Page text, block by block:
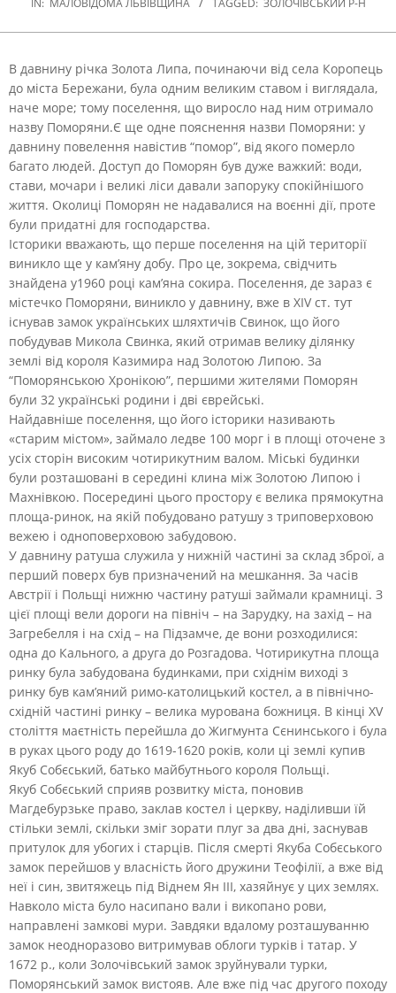
IN: МАЛОВІДОМА ЛЬВІВЩИНА TAGGED: ЗОЛОЧІВСЬКИЙ Р-Н
В давнину річка Золота Липа, починаючи від села Коропець
до міста Бережани, була одним великим ставом і виглядала,
наче море; тому поселення, що виросло над ним отримало
назву Поморяни.Є ще одне пояснення назви Поморяни: у
давнину повелення навістив “помор”, від якого померло
багато людей. Доступ до Поморян був дуже важкий: води,
стави, мочари і великі ліси давали запоруку спокійнішого
життя. Околиці Поморян не надавалися на воєнні дії, проте
були придатні для господарства.
Історики вважають, що перше поселення на цій території
виникло ще у кам’яну добу. Про це, зокрема, свідчить
знайдена у1960 році кам’яна сокира. Поселення, де зараз є
містечко Поморяни, виникло у давнину, вже в XIV ст. тут
існував замок українських шляхтичів Свинок, що його
побудував Микола Свинка, який отримав велику ділянку
землі від короля Казимира над Золотою Липою. За
“Поморянською Хронікою”, першими жителями Поморян
були 32 українські родини і дві єврейські.
Найдавніше поселення, що його історики називають
«старим містом», займало ледве 100 морг і в площі оточене з
усіх сторін високим чотирикутним валом. Міські будинки
були розташовані в середині клина між Золотою Липою і
Махнівкою. Посередині цього простору є велика прямокутна
площа-ринок, на якій побудовано ратушу з триповерховою
вежею і одноповерховою забудовою.
У давнину ратуша служила у нижній частині за склад зброї, а
перший поверх був призначений на мешкання. За часів
Австрії і Польщі нижню частину ратуші займали крамниці. З
цієї площі вели дороги на північ – на Зарудку, на захід – на
Загребелля і на схід – на Підзамче, де вони розходилися:
одна до Кального, а друга до Розгадова. Чотирикутна площа
ринку була забудована будинками, при східнім виході з
ринку був кам’яний римо-католицький костел, а в північно-
східній частині ринку – велика мурована божниця. В кінці XV
століття маєтність перейшла до Жигмунта Сєнинського і була
в руках цього роду до 1619-1620 років, коли ці землі купив
Якуб Собєський, батько майбутнього короля Польщі.
Якуб Собєський сприяв розвитку міста, поновив
Магдебурзьке право, заклав костел і церкву, наділивши їй
стільки землі, скільки зміг зорати плуг за два дні, заснував
притулок для убогих і старців. Після смерті Якуба Собєського
замок перейшов у власність його дружини Теофілії, а вже від
неї і син, звитяжець під Віднем Ян ІІІ, хазяйнує у цих землях.
Навколо міста було насипано вали і викопано рови,
направлені замкові мури. Завдяки вдалому розташуванню
замок неодноразово витримував облоги турків і татар. У
1672 р., коли Золочівський замок зруйнували турки,
Поморянський замок вистояв. Але вже під час другого походу